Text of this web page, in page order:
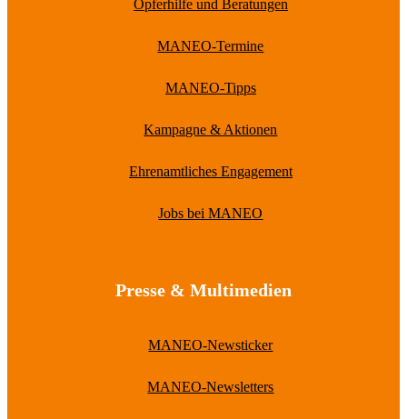
Opferhilfe und Beratungen
MANEO-Termine
MANEO-Tipps
Kampagne & Aktionen
Ehrenamtliches Engagement
Jobs bei MANEO
Presse & Multimedien
MANEO-Newsticker
MANEO-Newsletters